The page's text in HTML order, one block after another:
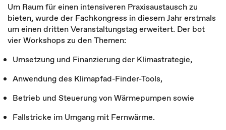
Um Raum für einen intensiveren Praxisaustausch zu
bieten, wurde der Fachkongress in diesem Jahr erstmals
um einen dritten Veranstaltungstag erweitert. Der bot
vier Workshops zu den Themen:
Umsetzung und Finanzierung der Klimastrategie,
Anwendung des Klimapfad-Finder-Tools,
Betrieb und Steuerung von Wärmepumpen sowie
Fallstricke im Umgang mit Fernwärme.